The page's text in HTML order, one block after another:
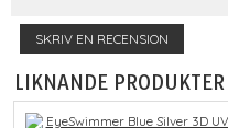
SKRIV EN RECENSION
LIKNANDE PRODUKTER